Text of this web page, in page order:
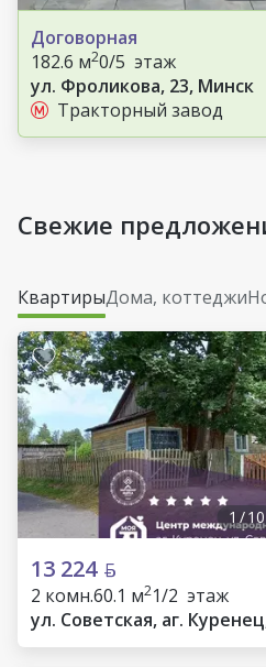
Договорная
182.6 м20/5 этаж
ул. Фроликова, 23, Минск
Тракторный завод
Свежие
КвартирыДома, коттеджи
1 /10
13 224
2 комн.60.1 м21/2 этаж
ул. Советская, аг.